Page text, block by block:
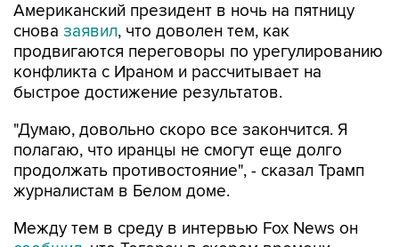
Американский президент в ночь на пятницу
снова заявил, что доволен тем, как
продвигаются переговоры по урегулированию
конфликта с Ираном и рассчитывает на
быстрое достижение результатов.
"Думаю, довольно скоро все закончится. Я
полагаю, что иранцы не смогут еще долго
продолжать противостояние", - сказал Трамп
журналистам в Белом доме.
Между тем в среду в интервью Fox News он